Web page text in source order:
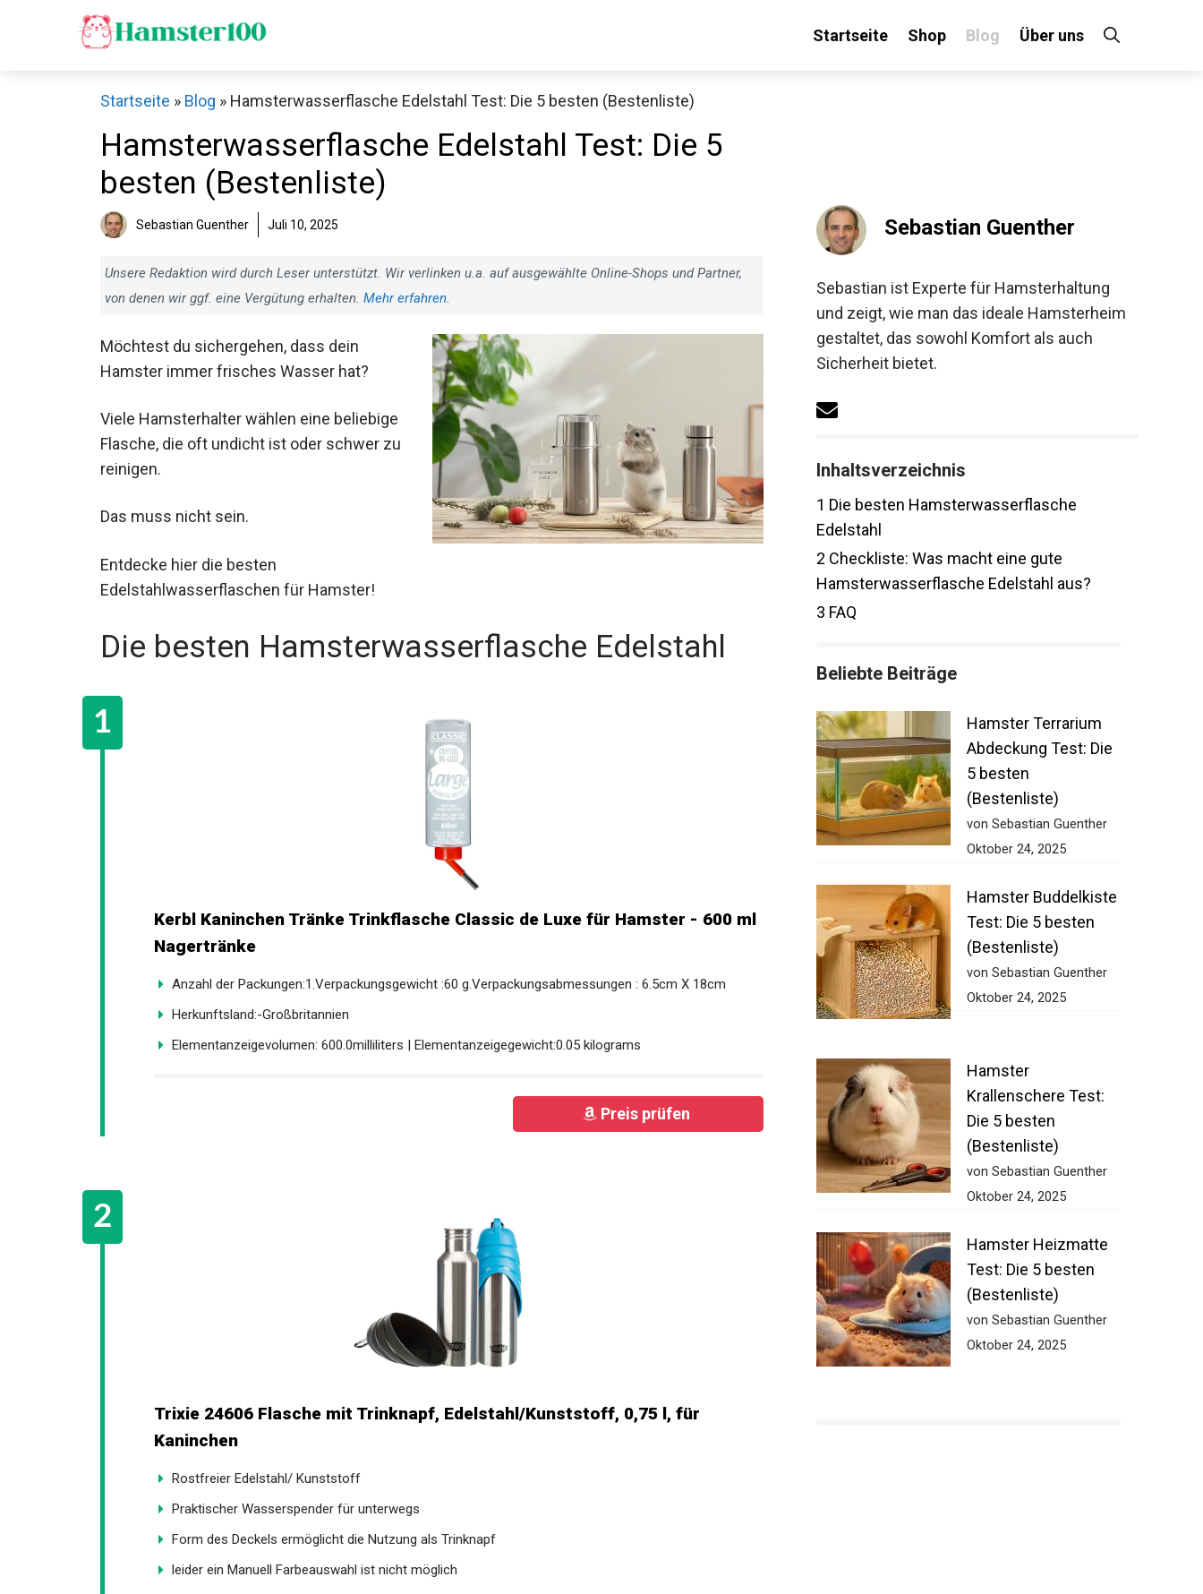
Startseite Shop Blog Über uns
Startseite » Blog » Hamsterwasserflasche Edelstahl Test: Die 5 besten (Bestenliste)
Hamsterwasserflasche Edelstahl Test: Die 5
besten (Bestenliste)
Sebastian Guenther Juli 10, 2025
Unsere Redaktion wird durch Leser unterstützt. Wir verlinken u.a. auf ausgewählte Online-Shops und Partner,
von denen wir ggf. eine Vergütung erhalten. Mehr erfahren.
Möchtest du sichergehen, dass dein
Hamster immer frisches Wasser hat?
Viele Hamsterhalter wählen eine beliebige
Flasche, die oft undicht ist oder schwer zu
reinigen.
Das muss nicht sein.
Entdecke hier die besten
Edelstahlwasserflaschen für Hamster!
Die besten Hamsterwasserflasche Edelstahl
Kerbl Kaninchen Tränke Trinkflasche Classic de Luxe für Hamster - 600 ml
Nagertränke
Anzahl der Packungen:1.Verpackungsgewicht :60 g.Verpackungsabmessungen : 6.5cm X 18cm
Herkunftsland:-Großbritannien
Elementanzeigevolumen: 600.0milliliters | Elementanzeigegewicht:0.05 kilograms
Preis prüfen
Trixie 24606 Flasche mit Trinknapf, Edelstahl/Kunststoff, 0,75 l, für
Kaninchen
Rostfreier Edelstahl/ Kunststoff
Praktischer Wasserspender für unterwegs
Form des Deckels ermöglicht die Nutzung als Trinknapf
leider ein Manuell Farbeauswahl ist nicht möglich
Sebastian Guenther
Sebastian ist Experte für Hamsterhaltung
und zeigt, wie man das ideale Hamsterheim
gestaltet, das sowohl Komfort als auch
Sicherheit bietet.
Inhaltsverzeichnis
1 Die besten Hamsterwasserflasche
Edelstahl
2 Checkliste: Was macht eine gute
Hamsterwasserflasche Edelstahl aus?
3 FAQ
Beliebte Beiträge
Hamster Terrarium
Abdeckung Test: Die
5 besten
(Bestenliste)
von Sebastian Guenther
Oktober 24, 2025
Hamster Buddelkiste
Test: Die 5 besten
(Bestenliste)
von Sebastian Guenther
Oktober 24, 2025
Hamster
Krallenschere Test:
Die 5 besten
(Bestenliste)
von Sebastian Guenther
Oktober 24, 2025
Hamster Heizmatte
Test: Die 5 besten
(Bestenliste)
von Sebastian Guenther
Oktober 24, 2025